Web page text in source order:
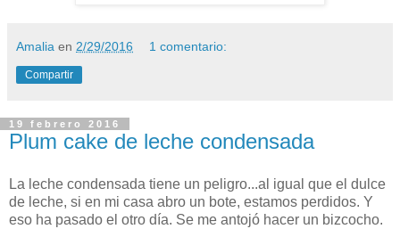
Amalia en 2/29/2016 1 comentario:
Compartir
19 febrero 2016
Plum cake de leche condensada
La leche condensada tiene un peligro...al igual que el dulce
de leche, si en mi casa abro un bote, estamos perdidos. Y
eso ha pasado el otro día. Se me antojó hacer un bizcocho.